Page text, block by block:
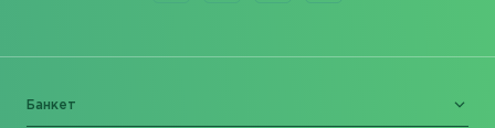
Банкет